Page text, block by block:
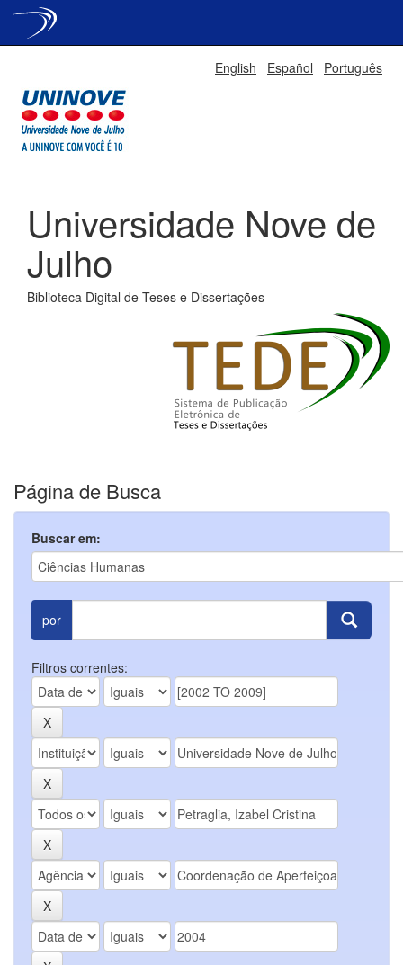
English Español Português
Universidade Nove de
Julho
Biblioteca Digital de Teses e Dissertações
Página de Busca
Buscar em:
por
Filtros correntes: